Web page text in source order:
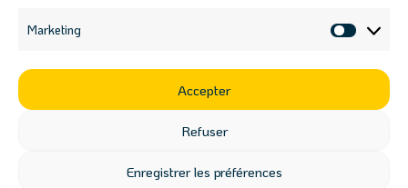
Marketing
Accepter
Refuser
Enregistrer les préférences
Suivez Ateliers Kaléido sur les